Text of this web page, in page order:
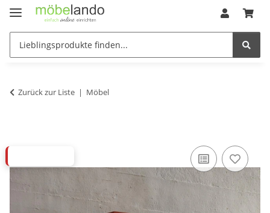
Zurück zur Liste Möbel